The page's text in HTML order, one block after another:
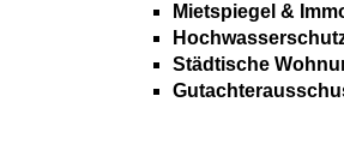
Mietspiegel &
Städtische